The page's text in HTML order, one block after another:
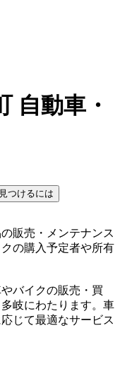
自動車・
つけるには
販売・メンテナンス
の購入予定者や所有
バイクの販売・買
岐にわたります。車
じて最適なサービス